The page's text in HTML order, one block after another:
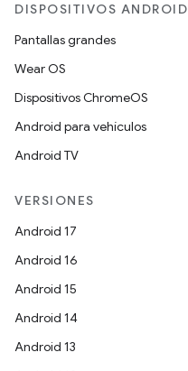
DISPOSITIVOS ANDROID
Pantallas grandes
Wear OS
Dispositivos ChromeOS
Android para vehículos
Android TV
VERSIONES
Android 17
Android 16
Android 15
Android 14
Android 13